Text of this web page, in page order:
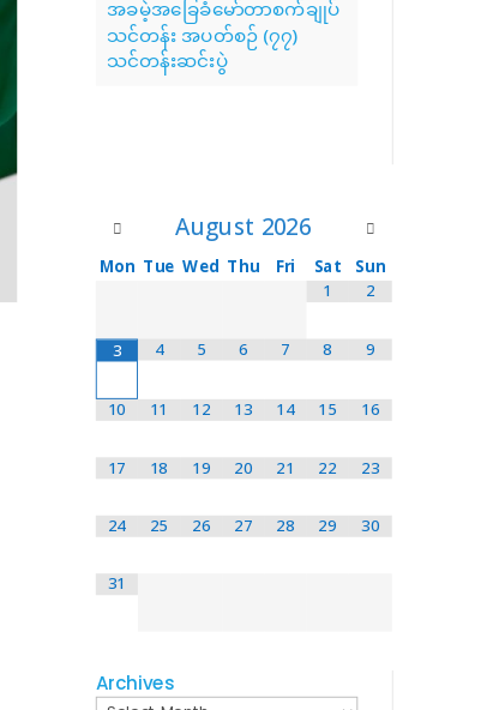
အခမဲ့အခြေခံမော်တာစက်ချုပ်
သင်တန်း အပတ်စဉ် (၇၇)
သင်တန်းဆင်းပွဲ
August 2026
Mon Tue Wed Thu Fri Sat Sun
1 2
3 4 5 6 7 8 9
10 11 12 13 14 15 16
17 18 19 20 21 22 23
24 25 26 27 28 29 30
31
Archives